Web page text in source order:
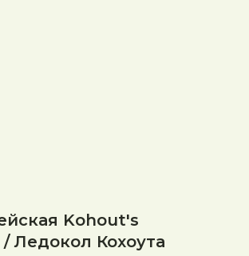
Kohout's
Ледокол Кохоута